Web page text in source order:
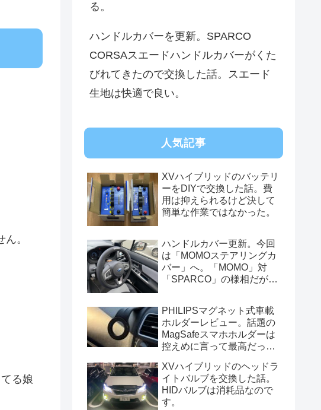
。
る娘
る。
ハンドルカバーを更新。SPARCO
CORSAスエードハンドルカバーがくた
びれてきたので交換した話。スエード
生地は快適で良い。
人気記事
XVハイブリッドのバッテリ
ーをDIYで交換した話。費
用は抑えられるけど決して
簡単な作業ではなかった。
ハンドルカバー更新。今回
は「MOMOステアリングカ
バー」へ。「MOMO」対
「SPARCO」の様相だが、
PHILIPSマグネット式車載
ホルダーレビュー。話題の
MagSafeスマホホルダーは
控えめに言って最高だっ
XVハイブリッドのヘッドラ
イトバルブを交換した話。
HIDバルブは消耗品なので
す。